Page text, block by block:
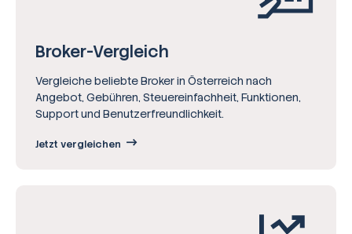
Broker-Vergleich
Vergleiche beliebte Broker in Österreich nach
Angebot, Gebühren, Steuereinfachheit, Funktionen,
Support und Benutzerfreundlichkeit.
Jetzt vergleichen